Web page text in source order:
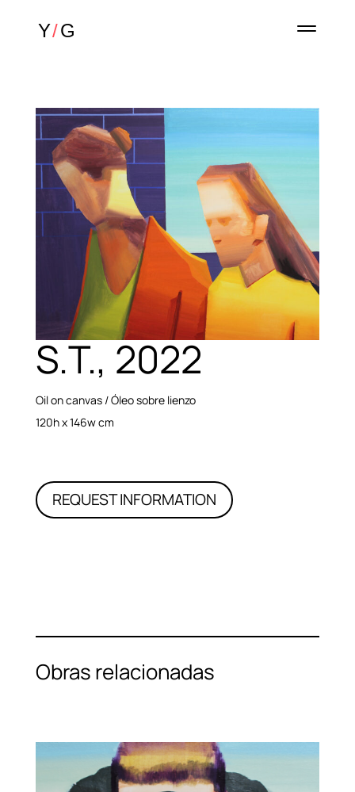
S.T., 2022
Oil on canvas / Óleo sobre lienzo
120h x 146w cm
REQUEST INFORMATION
Obras relacionadas